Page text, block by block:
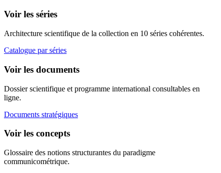
Voir les séries
Architecture scientifique de la collection en 10 séries cohérentes.
Catalogue par séries
Voir les documents
Dossier scientifique et programme international consultables en
ligne.
Documents stratégiques
Voir les concepts
Glossaire des notions structurantes du paradigme
communicométrique.